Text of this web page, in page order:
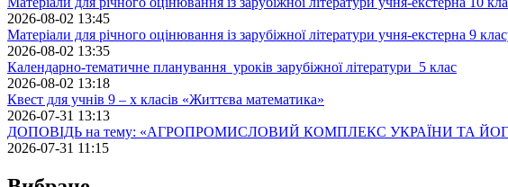
2026-08-02 13:45
Матеріали для річного оцінювання із зарубіжної літератури учня-екстерна 9
2026-08-02 13:35
Календарно-тематичне планування уроків зарубіжної літератури 5 клас
2026-08-02 13:18
Квест для учнів 9 – х класів «Життєва математика»
2026-07-31 13:13
ДОПОВІДЬ на тему: «АГРОПРОМИСЛОВИЙ КОМПЛЕКС УКРАЇНИ ТА
2026-07-31 11:15